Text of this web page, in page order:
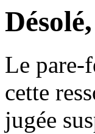
Le pare-
cette
jugée